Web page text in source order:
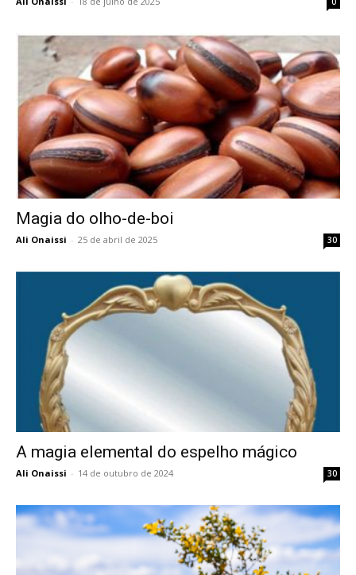
Magia do olho-de-boi
Ali Onaissi - 25 de abril de 2025 30
A magia elemental do espelho mágico
Ali Onaissi - 14 de outubro de 2024 30